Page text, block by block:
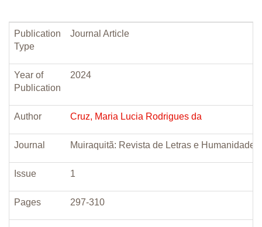
Publication
Type
Journal Article
Year of
Publication
2024
Author Cruz, Maria Lucia Rodrigues da
Journal Muiraquitã: Revista de Letras e Humanidades
Issue 1
Pages 297-310